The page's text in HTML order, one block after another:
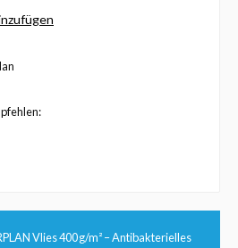
Vlies 400 g/m² – Antibakterielles